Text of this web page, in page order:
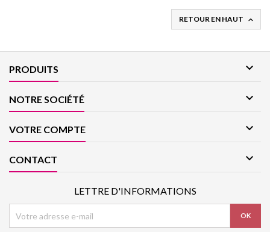
RETOUR EN HAUT 
PRODUITS 
NOTRE SOCIÉTÉ 
VOTRE COMPTE 
CONTACT 
LETTRE D'INFORMATIONS